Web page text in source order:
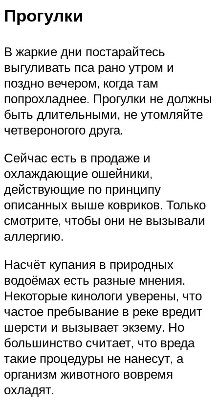
Прогулки
В жаркие дни постарайтесь
выгуливать пса рано утром и
поздно вечером, когда там
попрохладнее. Прогулки не должны
быть длительными, не утомляйте
четвероногого друга.
Сейчас есть в продаже и
охлаждающие ошейники,
действующие по принципу
описанных выше ковриков. Только
смотрите, чтобы они не вызывали
аллергию.
Насчёт купания в природных
водоёмах есть разные мнения.
Некоторые кинологи уверены, что
частое пребывание в реке вредит
шерсти и вызывает экзему. Но
большинство считает, что вреда
такие процедуры не нанесут, а
организм животного вовремя
охладят.